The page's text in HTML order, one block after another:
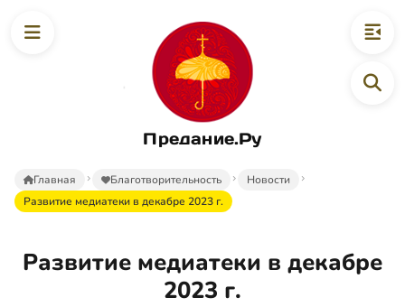
Предание.Ру
Главная Благотворительность
Новости
Развитие медиатеки в декабре 2023 г.
Развитие медиатеки в декабре
2023 г.